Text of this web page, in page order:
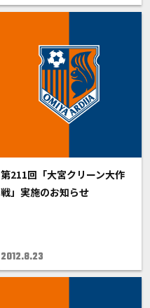
第211回「大宮クリーン大作
戦」実施のお知らせ
2012.8.23